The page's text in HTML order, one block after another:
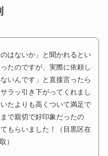
はないか」と聞かれるとい
たのですが、実際に依頼し
いんです」と直接言ったら
ラッ引き下がってくれまし
たよりも高くついて満足で
で親切で好印象だったの
もらいました！（目黒区在
）